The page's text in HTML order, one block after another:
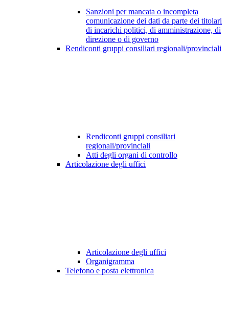
Sanzioni per mancata o incompleta
comunicazione dei dati da parte dei titolari
di incarichi politici, di amministrazione, di
direzione o di governo
Rendiconti gruppi consiliari regionali/provinciali
Rendiconti gruppi consiliari
regionali/provinciali
Atti degli organi di controllo
Articolazione degli uffici
Articolazione degli uffici
Organigramma
Telefono e posta elettronica